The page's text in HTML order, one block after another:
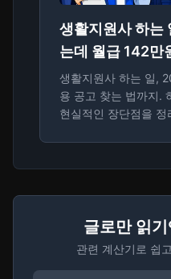
생활지원사 하는
는데 월급 142만
생활지원사 하는 일,
용 공고 찾는 법까지.
현실적인 장단점을 정
글로만 읽
관련 계산기로 쉽